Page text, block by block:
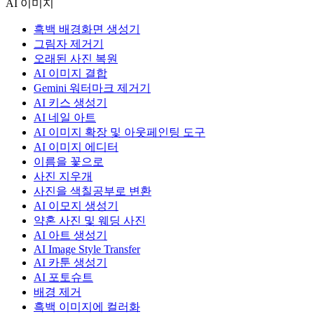
AI 이미지
흑백 배경화면 생성기
그림자 제거기
오래된 사진 복원
AI 이미지 결합
Gemini 워터마크 제거기
AI 키스 생성기
AI 네일 아트
AI 이미지 확장 및 아웃페인팅 도구
AI 이미지 에디터
이름을 꽃으로
사진 지우개
사진을 색칠공부로 변환
AI 이모지 생성기
약혼 사진 및 웨딩 사진
AI 아트 생성기
AI Image Style Transfer
AI 카툰 생성기
AI 포토슈트
배경 제거
흑백 이미지에 컬러화